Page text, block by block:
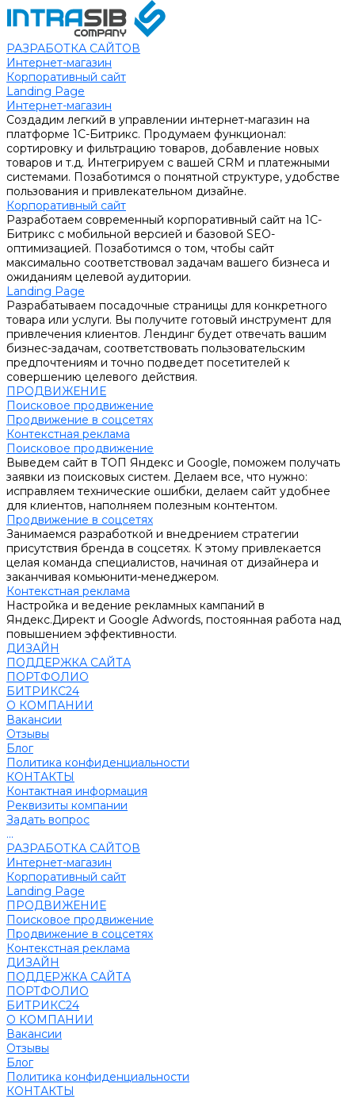
РАЗРАБОТКА САЙТОВ
Интернет-магазин
Корпоративный сайт
Landing Page
Интернет-магазин
Создадим легкий в управлении интернет-магазин на
платформе 1С-Битрикс. Продумаем функционал:
сортировку и фильтрацию товаров, добавление новых
товаров и т.д. Интегрируем с вашей CRM и платежными
системами. Позаботимся о понятной структуре, удобстве
пользования и привлекательном дизайне.
Корпоративный сайт
Разработаем современный корпоративный сайт на 1С-
Битрикс с мобильной версией и базовой SEO-
оптимизацией. Позаботимся о том, чтобы сайт
максимально соответствовал задачам вашего бизнеса и
ожиданиям целевой аудитории.
Landing Page
Разрабатываем посадочные страницы для конкретного
товара или услуги. Вы получите готовый инструмент для
привлечения клиентов. Лендинг будет отвечать вашим
бизнес-задачам, соответствовать пользовательским
предпочтениям и точно подведет посетителей к
совершению целевого действия.
ПРОДВИЖЕНИЕ
Поисковое продвижение
Продвижение в соцсетях
Контекстная реклама
Поисковое продвижение
Выведем сайт в ТОП Яндекс и Google, поможем получать
заявки из поисковых систем. Делаем все, что нужно:
исправляем технические ошибки, делаем сайт удобнее
для клиентов, наполняем полезным контентом.
Продвижение в соцсетях
Занимаемся разработкой и внедрением стратегии
присутствия бренда в соцсетях. К этому привлекается
целая команда специалистов, начиная от дизайнера и
заканчивая комьюнити-менеджером.
Контекстная реклама
Настройка и ведение рекламных кампаний в
Яндекс.Директ и Google Adwords, постоянная работа над
повышением эффективности.
ДИЗАЙН
ПОДДЕРЖКА САЙТА
ПОРТФОЛИО
БИТРИКС24
О КОМПАНИИ
Вакансии
Отзывы
Блог
Политика конфиденциальности
КОНТАКТЫ
Контактная информация
Реквизиты компании
Задать вопрос
...
РАЗРАБОТКА САЙТОВ
Интернет-магазин
Корпоративный сайт
Landing Page
ПРОДВИЖЕНИЕ
Поисковое продвижение
Продвижение в соцсетях
Контекстная реклама
ДИЗАЙН
ПОДДЕРЖКА САЙТА
ПОРТФОЛИО
БИТРИКС24
О КОМПАНИИ
Вакансии
Отзывы
Блог
Политика конфиденциальности
КОНТАКТЫ